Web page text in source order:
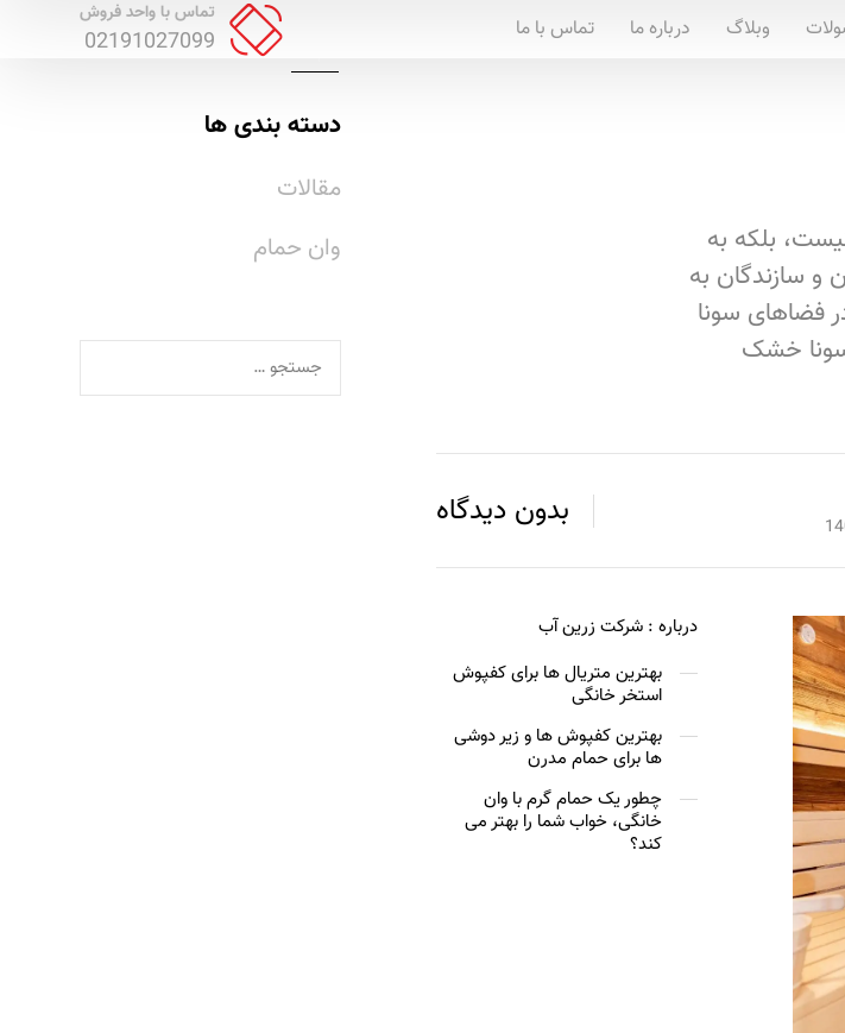
وبلاگ درباره ما تماس با ما
تماس با واحد فروش
02191027099
بلکه به
سازندگان به
فضاهای سونا
خشک
بدون دیدگاه
درباره : شرکت زرین آب
بهترین متریال ها برای کفپوش
استخر خانگی
بهترین کفپوش ها و زیر دوشی
ها برای حمام مدرن
چطور یک حمام گرم با وان
خانگی، خواب شما را بهتر می
کند؟
دسته بندی ها
مقالات
وان حمام